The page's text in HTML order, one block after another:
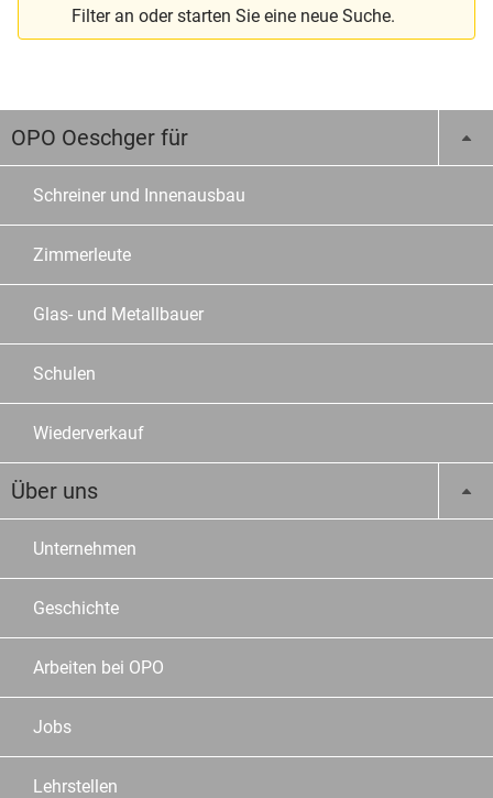
Filter an oder starten Sie eine neue Suche.
OPO Oeschger für
Schreiner und Innenausbau
Zimmerleute
Glas- und Metallbauer
Schulen
Wiederverkauf
Über uns
Unternehmen
Geschichte
Arbeiten bei OPO
Jobs
Lehrstellen